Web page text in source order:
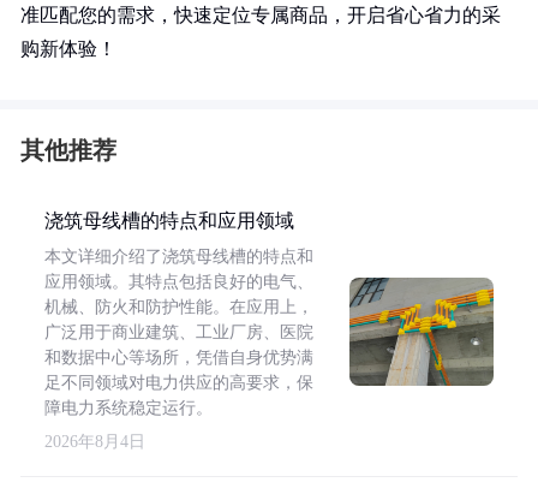
准匹配您的需求，快速定位专属商品，开启省心省力的采
购新体验！
其他推荐
浇筑母线槽的特点和应用领域
本文详细介绍了浇筑母线槽的特点和
应用领域。其特点包括良好的电气、
机械、防火和防护性能。在应用上，
广泛用于商业建筑、工业厂房、医院
和数据中心等场所，凭借自身优势满
足不同领域对电力供应的高要求，保
障电力系统稳定运行。
2026年8月4日